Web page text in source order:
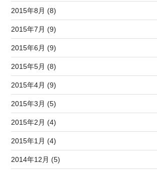
2015年8月 (8)
2015年7月 (9)
2015年6月 (9)
2015年5月 (8)
2015年4月 (9)
2015年3月 (5)
2015年2月 (4)
2015年1月 (4)
2014年12月 (5)